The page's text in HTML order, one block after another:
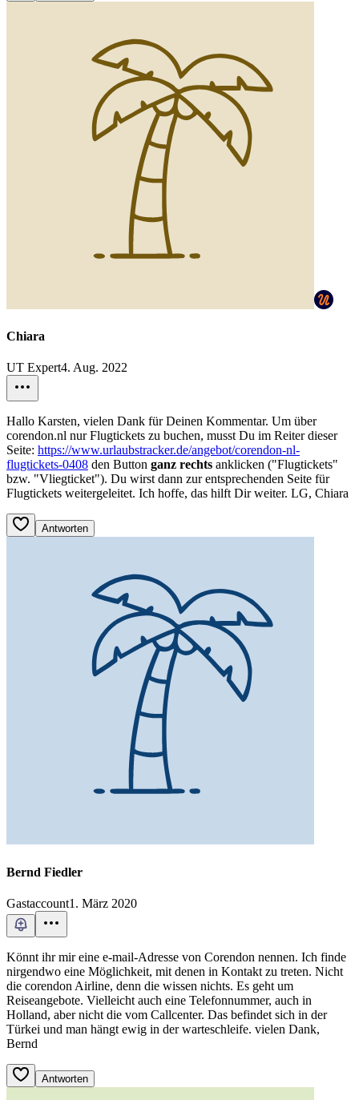
Chiara
UT Expert4. Aug. 2022
Hallo Karsten, vielen Dank für Deinen Kommentar. Um über
corendon.nl nur Flugtickets zu buchen, musst Du im Reiter dieser
Seite: https://www.urlaubstracker.de/angebot/corendon-nl-
flugtickets-0408 den Button ganz rechts anklicken ("Flugtickets"
bzw. "Vliegticket"). Du wirst dann zur entsprechenden Seite für
Flugtickets weitergeleitet. Ich hoffe, das hilft Dir weiter. LG, Chiara
Antworten
Bernd Fiedler
Gastaccount1. März 2020
Könnt ihr mir eine e-mail-Adresse von Corendon nennen. Ich finde
nirgendwo eine Möglichkeit, mit denen in Kontakt zu treten. Nicht
die corendon Airline, denn die wissen nichts. Es geht um
Reiseangebote. Vielleicht auch eine Telefonnummer, auch in
Holland, aber nicht die vom Callcenter. Das befindet sich in der
Türkei und man hängt ewig in der warteschleife. vielen Dank,
Bernd
Antworten